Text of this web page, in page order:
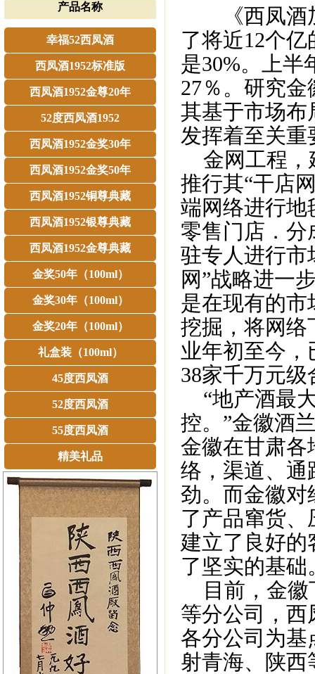
产品名称
幸福52西凤酒
西凤酒1952标准版
西凤酒1952金尊20年
52度西凤酒1952
西凤酒1952金奖30年
西凤酒1952金奖50年
西凤酒1952铜尊典藏
西凤酒1952银尊典藏
西凤酒1952金尊典藏
金奖50年（100ml）
金奖30年（100ml）
金奖20年（100ml）
礼盒装（100ml）
45度西凤酒
52度西凤酒
55度西凤酒
精美礼品
《西凤酒加
了将近12个
是30%。上半
27％。研究
其基于市场布
发挥着至关重
金网工程，
推行其“干店
端网络进行地
零售门店．
驻专人进行市
网”战略进一
是在现有的
挖掘，将网络
业年初至今，
38家千万元
“地产酒最
控。”金徽酒
金徽在甘肃各
络，渠道、通
劲。而金徽对
了产品窜货
建立了良好
了坚实的基础
目前，金徽
等分公司，
各分公司为
射青海、陕